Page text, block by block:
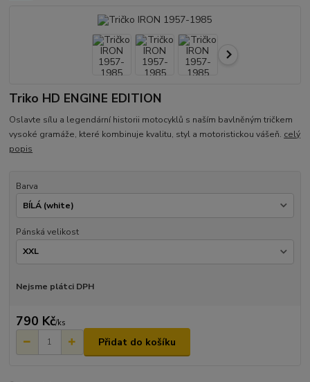
Triko HD ENGINE EDITION
Oslavte sílu a legendární historii motocyklů s naším bavlněným tričkem
vysoké gramáže, které kombinuje kvalitu, styl a motoristickou vášeň. celý
popis
Barva
Pánská velikost
Nejsme plátci DPH
790 Kč/ks
Přidat do košíku